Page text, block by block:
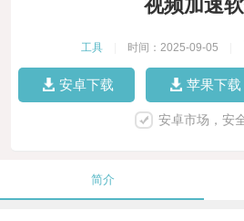
视频加速
工具 时间：2025-09-05
安卓下载 苹果下载
安卓市场，安
简介